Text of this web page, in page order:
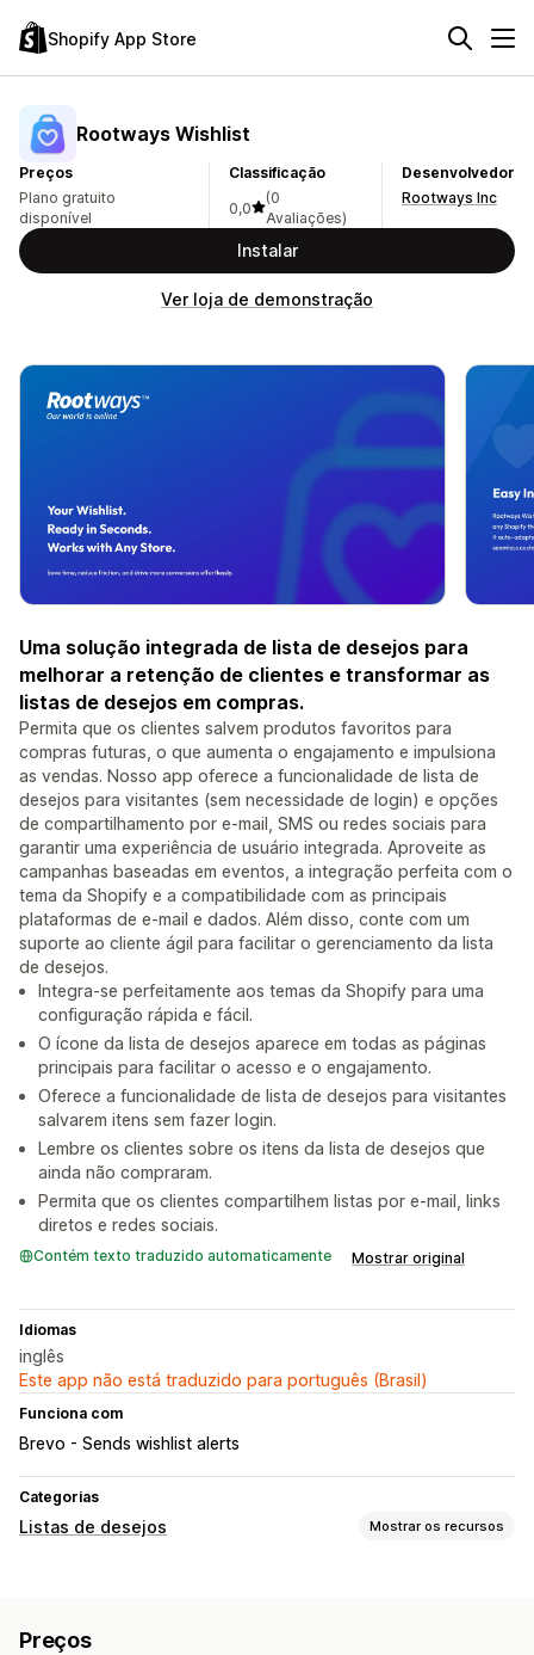
Shopify App Store
Rootways Wishlist
Preços
Plano gratuito
disponível
Classificação
0,0
(0
Avaliações)
Desenvolvedor
Rootways Inc
Instalar
Ver loja de demonstração
Uma solução integrada de lista de desejos para
melhorar a retenção de clientes e transformar as
listas de desejos em compras.
Permita que os clientes salvem produtos favoritos para
compras futuras, o que aumenta o engajamento e impulsiona
as vendas. Nosso app oferece a funcionalidade de lista de
desejos para visitantes (sem necessidade de login) e opções
de compartilhamento por e-mail, SMS ou redes sociais para
garantir uma experiência de usuário integrada. Aproveite as
campanhas baseadas em eventos, a integração perfeita com o
tema da Shopify e a compatibilidade com as principais
plataformas de e-mail e dados. Além disso, conte com um
suporte ao cliente ágil para facilitar o gerenciamento da lista
de desejos.
Integra-se perfeitamente aos temas da Shopify para uma
configuração rápida e fácil.
O ícone da lista de desejos aparece em todas as páginas
principais para facilitar o acesso e o engajamento.
Oferece a funcionalidade de lista de desejos para visitantes
salvarem itens sem fazer login.
Lembre os clientes sobre os itens da lista de desejos que
ainda não compraram.
Permita que os clientes compartilhem listas por e-mail, links
diretos e redes sociais.
Contém texto traduzido automaticamente Mostrar original
Idiomas
inglês
Este app não está traduzido para português (Brasil)
Funciona com
Brevo - Sends wishlist alerts
Categorias
Listas de desejos Mostrar os recursos
Inscrição presencial na loja
Preços